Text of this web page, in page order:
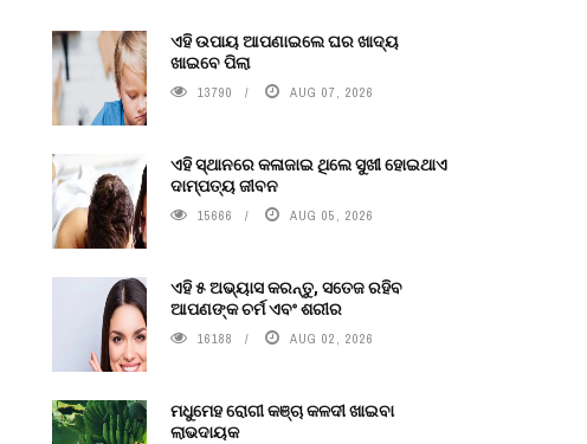
ଏହି ଉପାୟ ଆପଣାଇଲେ ଘର ଖାଦ୍ୟ
ଖାଇବେ ପିଲା
13790 AUG 07, 2026
ଏହି ସ୍ଥାନରେ କଳାଜାଇ ଥିଲେ ସୁଖୀ ହୋଇଥାଏ
ଦାମ୍ପତ୍ୟ ଜୀବନ
15666 AUG 05, 2026
ଏହି ୫ ଅଭ୍ୟାସ କରନ୍ତୁ, ସତେଜ ରହିବ
ଆପଣଙ୍କ ଚର୍ମ ଏବଂ ଶରୀର
16188 AUG 02, 2026
ମଧୁମେହ ରୋଗୀ କଞ୍ଚା କଳଦୀ ଖାଇବା
ଲାଭଦାୟକ